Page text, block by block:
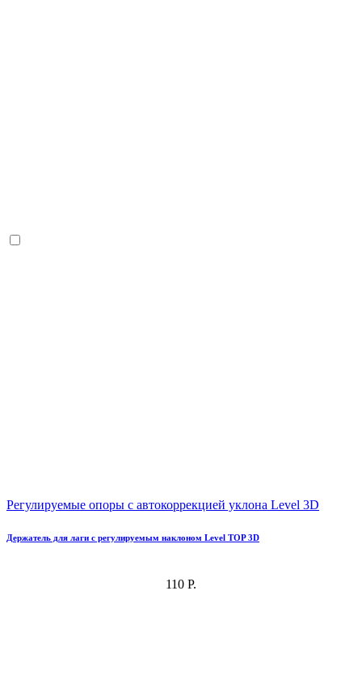
Регулируемые опоры с автокоррекцией уклона Level 3D
Держатель для лаги с регулируемым наклоном Level TOP 3D
110 Р.